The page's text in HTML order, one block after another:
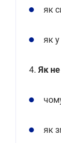
як
як
4. Як не
як